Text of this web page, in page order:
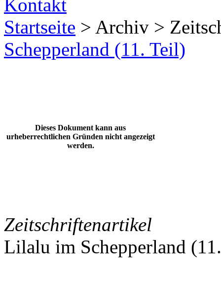
Startseite > Archiv >
Schepperland (11. Teil)
Dieses Dokument kann aus
urheberrechtlichen Gründen nicht angezeigt
werden.
Zeitschriftenartikel
Lilalu im Schepperland